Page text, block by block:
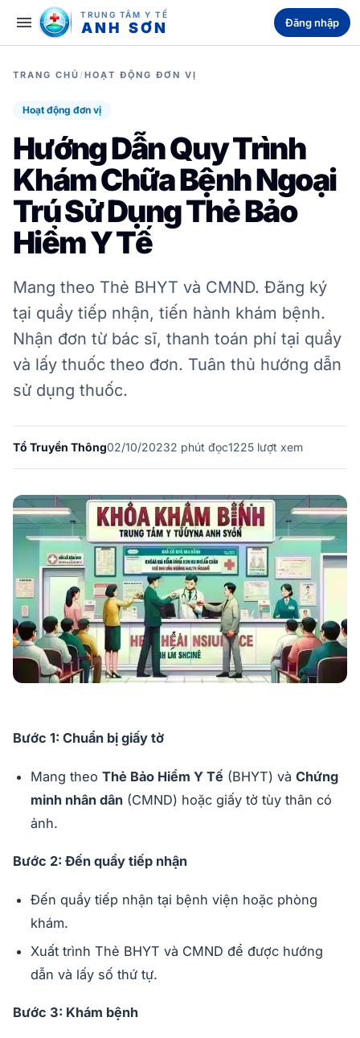
menu TRUNG TÂM Y TẾ
ANH SƠN Đăng nhập
TRANG CHỦ /HOẠT ĐỘNG ĐƠN VỊ
Hoạt động đơn vị
Hướng Dẫn Quy Trình
Khám Chữa Bệnh Ngoại
Trú Sử Dụng Thẻ Bảo
Hiểm Y Tế
Mang theo Thẻ BHYT và CMND. Đăng ký
tại quầy tiếp nhận, tiến hành khám bệnh.
Nhận đơn từ bác sĩ, thanh toán phí tại quầy
và lấy thuốc theo đơn. Tuân thủ hướng dẫn
sử dụng thuốc.
Tổ Truyền Thông02/10/20232 phút đọc1225 lượt xem
Bước 1: Chuẩn bị giấy tờ
Mang theoThẻ Bảo Hiểm Y Tế (BHYT) vàChứng
minh nhân dân (CMND) hoặc giấy tờ tùy thân có
ảnh.
Bước 2: Đến quầy tiếp nhận
Đến quầy tiếp nhận tại bệnh viện hoặc phòng
khám.
Xuất trình Thẻ BHYT và CMND để được hướng
dẫn và lấy số thứ tự.
Bước 3: Khám bệnh